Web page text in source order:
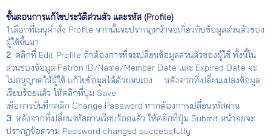
ขั้นตอนการแก้ไขประวัติส่วนตัว และรหัส (Profile)
1.เลือกที่เมนูคำสั่ง Profile จากนั้นจะปรากฎหน้าจอเกี่ยวกับข้อมูลส่วนตัวของ
ผู้ใช้ขึ้นมา
2. คลิกที่ Edit Profile ถ้าต้องการที่จะเปลี่ยนข้อมูลส่วนตัวของผู้ใช้ ทั้งนี้ใน
ส่วนของข้อมูล Patron ID/Name/Member Date และ Expired Date จะ
ไม่อนุญาตให้ผู้ใช้ แก้ไขข้อมูลได้ด้วยตนเอง หลังจากที่เปลี่ยนแปลงข้อมูล
เรียบร้อยแล้ว ให้คลิกที่ปุ่ม Save
เพื่อการบันทึกคลิก Change Password หากต้องการเปลี่ยนรหัสผ่าน
3. หลังจากที่เปลี่ยนรหัสผ่านเรียบร้อยแล้ว ให้คลิกที่ปุ่ม Submit หน้าจอจะ
ปรากฏข้อความ Password changed successfully